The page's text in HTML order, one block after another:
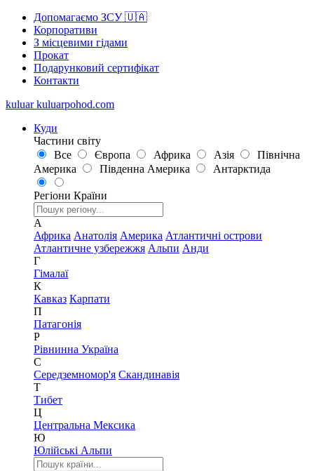
Допомагаємо ЗСУ 🇺🇦
Корпоративи
З місцевими гідами
Прокат
Подарунковий сертифікат
Контакти
kuluar kuluarpohod.com
Куди
Частини світу
Все
Європа Африка Азія
Північна
Америка
Південна Америка Антарктида
Регіони Країни
А
Африка Анатолія Америка Атлантичні острови
Атлантичне узбережжя Альпи Анди
Г
Гімалаї
К
Кавказ Карпати
П
Патагонія
Р
Рівнинна Україна
С
Середземномор'я Скандинавія
Т
Тибет
Ц
Центральна Мексика
Ю
Юлійські Альпи